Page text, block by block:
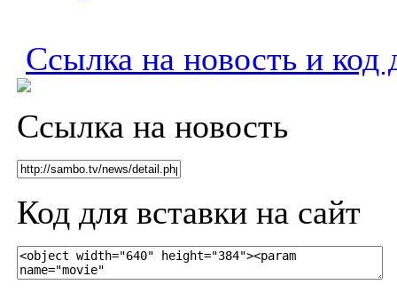
Ссылка на новость и код
Ссылка на новость
Код для вставки на сайт